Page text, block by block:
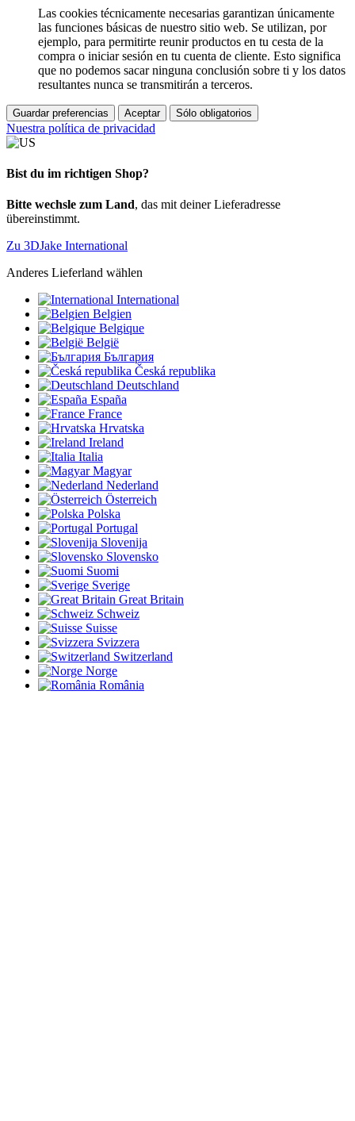
Las cookies técnicamente necesarias garantizan únicamente
las funciones básicas de nuestro sitio web. Se utilizan, por
ejemplo, para permitirte reunir productos en tu cesta de la
compra o iniciar sesión en tu cuenta de cliente. Esto significa
que no podemos sacar ninguna conclusión sobre ti y los datos
resultantes nunca se transmitirán a terceros.
Guardar preferencias Aceptar Sólo obligatorios
Nuestra política de privacidad
Bist du im richtigen Shop?
Bitte wechsle zum Land, das mit deiner Lieferadresse
übereinstimmt.
Zu 3DJake International
Anderes Lieferland wählen
International
Belgien
Belgique
België
България
Česká republika
Deutschland
España
France
Hrvatska
Ireland
Italia
Magyar
Nederland
Österreich
Polska
Portugal
Slovenija
Slovensko
Suomi
Sverige
Great Britain
Schweiz
Suisse
Svizzera
Switzerland
Norge
România